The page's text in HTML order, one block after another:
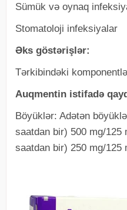
Sümük vә oynaq
Stomatoloji infeksiyalar
Əks göstərişlər:
Tərkibindəki
Auqmentin istifadə
Böyüklər: Adətən
saatdan bir) 500 mg/125
saatdan bir) 250 mg/125